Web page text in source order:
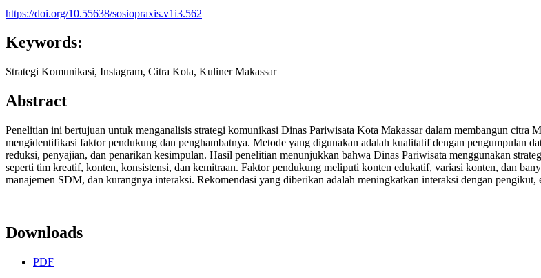
https://doi.org/10.55638/sosiopraxis.v1i3.562
Keywords:
Strategi Komunikasi, Instagram, Citra Kota, Kuliner Makassar
Abstract
Penelitian ini bertujuan untuk menganalisis strategi komunikasi Dinas Pariwisata Kota Makassar dalam membangun citra
mengidentifikasi faktor pendukung dan penghambatnya. Metode yang digunakan adalah kualitatif dengan pengumpulan
reduksi, penyajian, dan penarikan kesimpulan. Hasil penelitian menunjukkan bahwa Dinas Pariwisata menggunakan
seperti tim kreatif, konten, konsistensi, dan kemitraan. Faktor pendukung meliputi konten edukatif, variasi konten, dan
manajemen SDM, dan kurangnya interaksi. Rekomendasi yang diberikan adalah meningkatkan interaksi dengan
Downloads
PDF